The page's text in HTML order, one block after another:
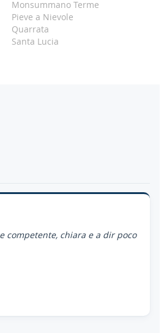
Monsummano Terme
Pieve a Nievole
Quarrata
Santa Lucia
competente, chiara e a dir poco